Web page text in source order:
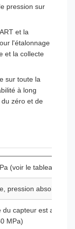
pression sur
et la
l'étalonnage
et la collecte
sur toute la
à long
zéro et de
(voir le tableau de
pression absolue,
du capteur est
MPa)